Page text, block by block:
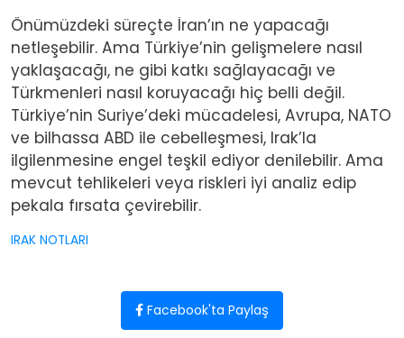
Önümüzdeki süreçte İran’ın ne yapacağı
netleşebilir. Ama Türkiye’nin gelişmelere nasıl
yaklaşacağı, ne gibi katkı sağlayacağı ve
Türkmenleri nasıl koruyacağı hiç belli değil.
Türkiye’nin Suriye’deki mücadelesi, Avrupa, NATO
ve bilhassa ABD ile cebelleşmesi, Irak’la
ilgilenmesine engel teşkil ediyor denilebilir. Ama
mevcut tehlikeleri veya riskleri iyi analiz edip
pekala fırsata çevirebilir.
IRAK NOTLARI
Facebook'ta Paylaş